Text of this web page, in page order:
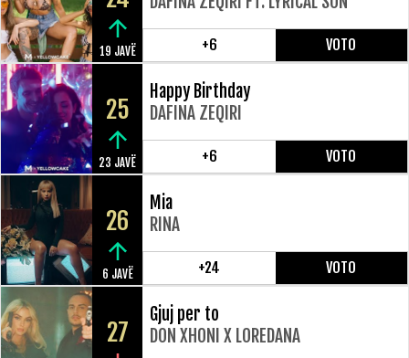
19 JAVË +6 VOTO
25
23 JAVË
Happy Birthday
DAFINA ZEQIRI
+6 VOTO
26
6 JAVË
Mia
RINA
+24 VOTO
27
Gjuj per to
DON XHONI X LOREDANA